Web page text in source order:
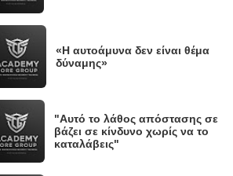
«Η αυτοάμυνα δεν είναι θέμα
δύναμης»
"Αυτό το λάθος απόστασης σε
βάζει σε κίνδυνο χωρίς να το
καταλάβεις"